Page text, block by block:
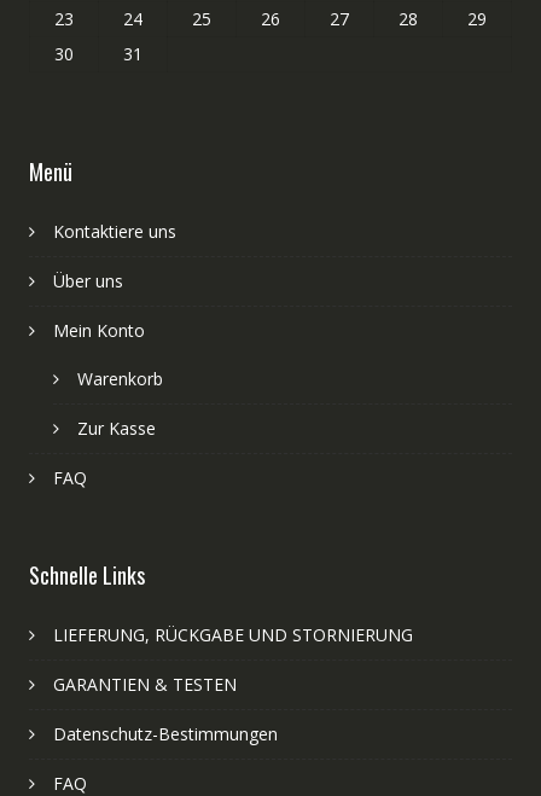
23
24 25 26 27 28
29
30
31
Menü
Kontaktiere uns
Über uns
Mein Konto
Warenkorb
Zur Kasse
FAQ
Schnelle Links
LIEFERUNG, RÜCKGABE UND STORNIERUNG
GARANTIEN & TESTEN
Datenschutz-Bestimmungen
FAQ